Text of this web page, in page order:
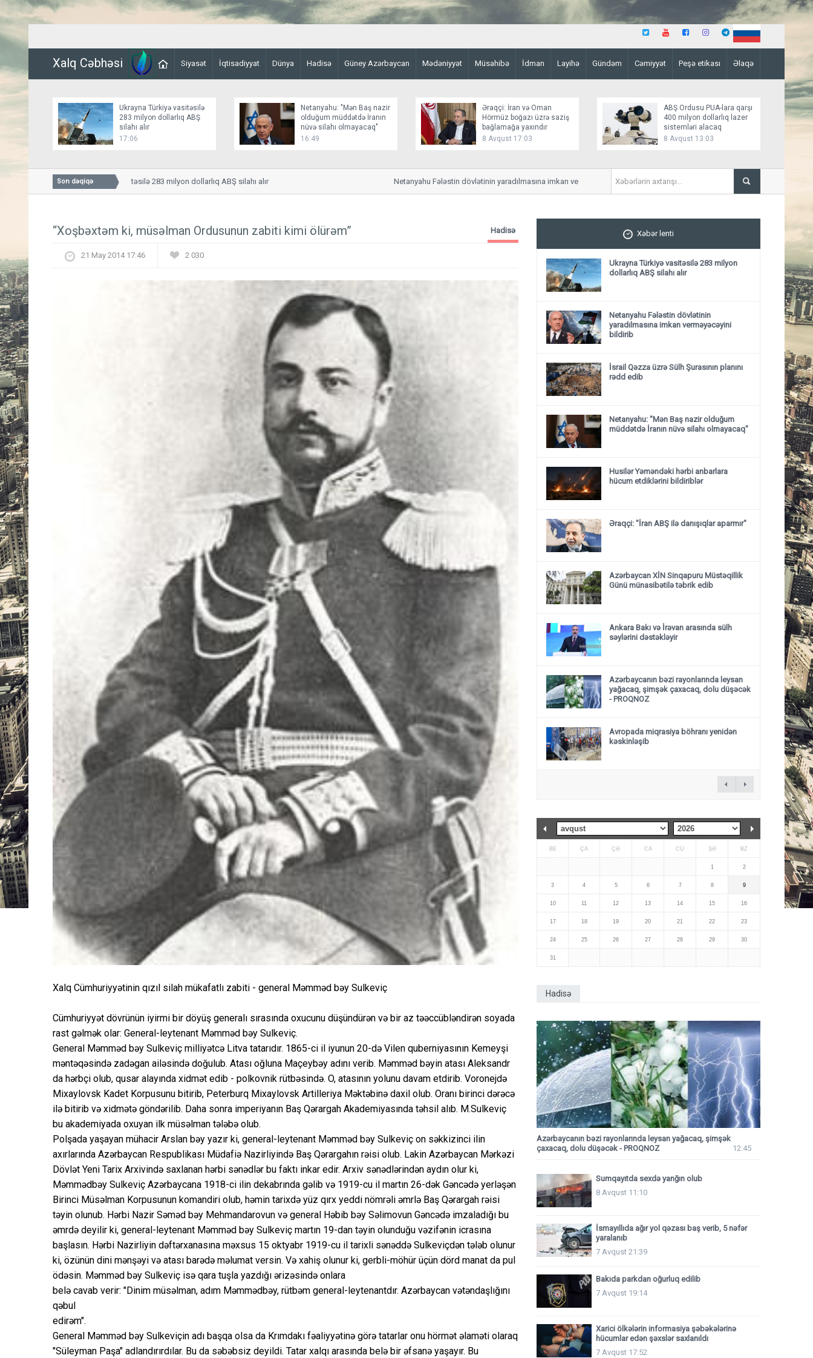
Xalq Cəbhəsi Siyasət İqtisadiyyat Dünya Hadisə Güney Azərbaycan Mədəniyyət Müsahibə İdman Layihə Gündəm Cəmiyyət Peşə etikası Əlaqə
Ukrayna Türkiyə vasitəsilə
283 milyon dollarlıq ABŞ
silahı alır
17:06
Netanyahu: "Mən Baş nazir
olduğum müddətdə İranın
nüvə silahı olmayacaq"
16:49
Əraqçi: İran və Oman
Hörmüz boğazı üzrə saziş
bağlamağa yaxındır
8 Avqust 17:03
ABŞ Ordusu PUA-lara qarşı
400 milyon dollarlıq lazer
sistemləri alacaq
8 Avqust 13:03
Son dəqiqə
Ukrayna Türkiyə vasitəsilə 283 milyon dollarlıq ABŞ silahı alır Netanyahu Fələstin dövlətinin yaradılmasına imkan verməyəcəyini bildirib İsrail Qəzza üzrə Sülh
“Xoşbəxtəm ki, müsəlman Ordusunun zabiti kimi ölürəm” Hadisə
21 May 2014 17:46 2 030
Xalq Cümhuriyyətinin qızıl silah mükafatlı zabiti - general Məmməd bəy Sulkeviç
Cümhuriyyət dövrünün iyirmi bir döyüş generalı sırasında oxucunu düşündürən və bir az təəccübləndirən soyada
rast gəlmək olar: General-leytenant Məmməd bəy Sulkeviç.
General Məmməd bəy Sulkeviç milliyətcə Litva tatarıdır. 1865-ci il iyunun 20-də Vilen quberniyasının Kemeyşi
məntəqəsində zadəgan ailəsində doğulub. Atası oğluna Maçeybəy adını verib. Məmməd bəyin atası Aleksandr
da hərbçi olub, qusar alayında xidmət edib - polkovnik rütbəsində. O, atasının yolunu davam etdirib. Voronejdə
Mixaylovsk Kadet Korpusunu bitirib, Peterburq Mixaylovsk Artilleriya Məktəbinə daxil olub. Oranı birinci dərəcə
ilə bitirib və xidmətə göndərilib. Daha sonra imperiyanın Baş Qərargah Akademiyasında təhsil alıb. M.Sulkeviç
bu akademiyada oxuyan ilk müsəlman tələbə olub.
Polşada yaşayan mühacir Arslan bəy yazır ki, general-leytenant Məmməd bəy Sulkeviç on səkkizinci ilin
axırlarında Azərbaycan Respublikası Müdafiə Nazirliyində Baş Qərargahın rəisi olub. Lakin Azərbaycan Mərkəzi
Dövlət Yeni Tarix Arxivində saxlanan hərbi sənədlər bu faktı inkar edir. Arxiv sənədlərindən aydın olur ki,
Məmmədbəy Sulkeviç Azərbaycana 1918-ci ilin dekabrında gəlib və 1919-cu il martın 26-dək Gəncədə yerləşən
Birinci Müsəlman Korpusunun komandiri olub, həmin tarixdə yüz qırx yeddi nömrəli əmrlə Baş Qərargah rəisi
təyin olunub. Hərbi Nazir Səməd bəy Mehmandarovun və general Həbib bəy Səlimovun Gəncədə imzaladığı bu
əmrdə deyilir ki, general-leytenant Məmməd bəy Sulkeviç martın 19-dan təyin olunduğu vəzifənin icrasına
başlasın. Hərbi Nazirliyin dəftərxanasına məxsus 15 oktyabr 1919-cu il tarixli sənəddə Sulkeviçdən tələb olunur
ki, özünün dini mənşəyi və atası barədə məlumat versin. Və xahiş olunur ki, gerbli-möhür üçün dörd manat da pul
ödəsin. Məmməd bəy Sulkeviç isə qara tuşla yazdığı ərizəsində onlara
belə cavab verir: "Dinim müsəlman, adım Məmmədbəy, rütbəm general-leytenantdır. Azərbaycan vətəndaşlığını
qəbul
edirəm".
General Məmməd bəy Sulkeviçin adı başqa olsa da Krımdakı fəaliyyətinə görə tatarlar onu hörmət əlaməti olaraq
"Süleyman Paşa" adlandırırdılar. Bu da səbəbsiz deyildi. Tatar xalqı arasında belə bir əfsanə yaşayır. Bu
Xəbər lenti
Ukrayna Türkiyə vasitəsilə 283 milyon
dollarlıq ABŞ silahı alır
Netanyahu Fələstin dövlətinin
yaradılmasına imkan verməyəcəyini
bildirib
İsrail Qəzza üzrə Sülh Şurasının planını
rədd edib
Netanyahu: "Mən Baş nazir olduğum
müddətdə İranın nüvə silahı olmayacaq"
Husilər Yəməndəki hərbi anbarlara
hücum etdiklərini bildiriblər
Əraqçi: "İran ABŞ ilə danışıqlar aparmır"
Azərbaycan XİN Sinqapuru Müstəqillik
Günü münasibətilə təbrik edib
Ankara Bakı və İrəvan arasında sülh
səylərini dəstəkləyir
Azərbaycanın bəzi rayonlarında leysan
yağacaq, şimşək çaxacaq, dolu düşəcək
- PROQNOZ
Avropada miqrasiya böhranı yenidən
kəskinləşib
BE ÇA ÇƏ CA CÜ ŞƏ BZ
1 2
3 4 5 6 7 8 9
10 11 12 13 14 15 16
17 18 19 20 21 22 23
24 25 26 27 28 29 30
31
Hadisə
Azərbaycanın bəzi rayonlarında leysan yağacaq, şimşək
çaxacaq, dolu düşəcək - PROQNOZ
12:45
Sumqayıtda sexdə yanğın olub
8 Avqust 11:10
İsmayıllıda ağır yol qəzası baş verib, 5 nəfər
yaralanıb
7 Avqust 21:39
Bakıda parkdan oğurluq edilib
7 Avqust 19:14
Xarici ölkələrin informasiya şəbəkələrinə
hücumlar edən şəxslər saxlanıldı
7 Avqust 17:52